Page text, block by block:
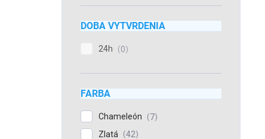
DOBA VYTVRDENIA
24h 0
FARBA
Chameleón
7
Zlatá
42